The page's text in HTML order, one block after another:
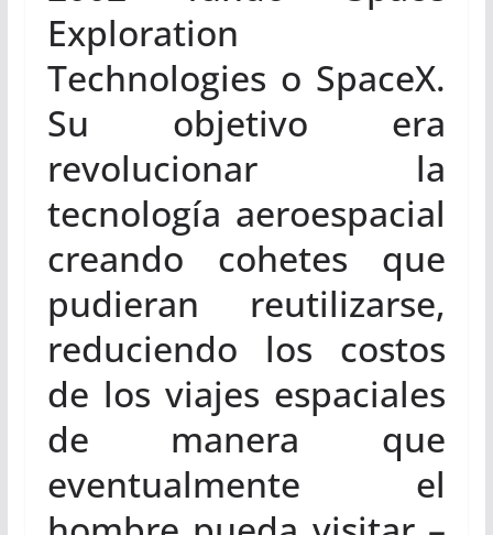
Exploration
Technologies o SpaceX.
Su objetivo era
revolucionar la
tecnología aeroespacial
creando cohetes que
pudieran reutilizarse,
reduciendo los costos
de los viajes espaciales
de manera que
eventualmente el